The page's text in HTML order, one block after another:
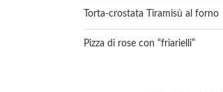
Torta-crostata Tiramisù al forno
Pizza di rose con “friarielli”